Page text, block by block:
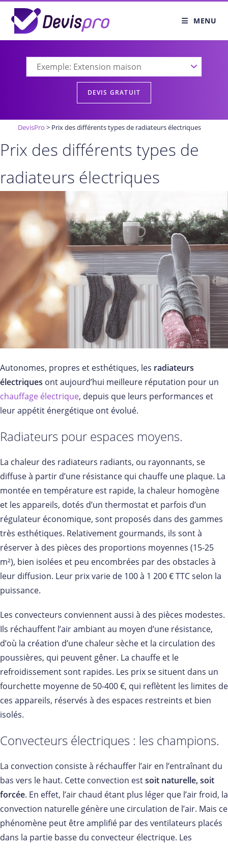
content
MENU
DevisPro > Prix des différents types de radiateurs électriques
Prix des différents types de
radiateurs électriques
Autonomes, propres et esthétiques, les radiateurs
électriques ont aujourd’hui meilleure réputation pour un
chauffage électrique, depuis que leurs performances et
leur appétit énergétique ont évolué.
Radiateurs pour espaces moyens.
La chaleur des radiateurs radiants, ou rayonnants, se
diffuse à partir d’une résistance qui chauffe une plaque. La
montée en température est rapide, la chaleur homogène
et les appareils, dotés d’un thermostat et parfois d’un
régulateur économique, sont proposés dans des gammes
très esthétiques. Relativement gourmands, ils sont à
réserver à des pièces des proportions moyennes (15-25
m²), bien isolées et peu encombrées par des obstacles à
leur diffusion. Leur prix varie de 100 à 1 200 € TTC selon la
puissance.
Les convecteurs conviennent aussi à des pièces modestes.
Ils réchauffent l’air ambiant au moyen d’une résistance,
d’où la création d’une chaleur sèche et la circulation des
poussières, qui peuvent gêner. La chauffe et le
refroidissement sont rapides. Les prix se situent dans un
fourchette moyenne de 50-400 €, qui reflètent les limites de
ces appareils, réservés à des espaces restreints et bien
isolés.
Convecteurs électriques : les champions.
La convection consiste à réchauffer l’air en l’entraînant du
bas vers le haut. Cette convection estsoit naturelle, soit
forcée. En effet, l’air chaud étant plus léger que l’air froid, la
convection naturelle génère une circulation de l’air. Mais ce
phénomène peut être amplifié par des ventilateurs placés
dans la partie basse du convecteur électrique. Les